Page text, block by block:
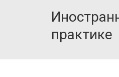
практике